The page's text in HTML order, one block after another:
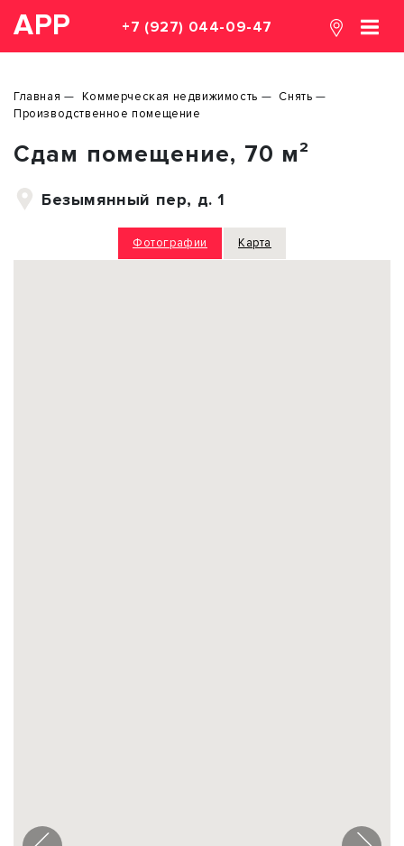
АРР +7 (927) 044-09-47
Главная Коммерческая недвижимость
Снять
Производственное помещение
Сдам помещение, 70 м²
Безымянный пер, д. 1
Фотографии Карта